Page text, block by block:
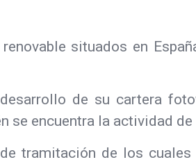
situados en
de su cartera
se encuentra la actividad
tramitación de los